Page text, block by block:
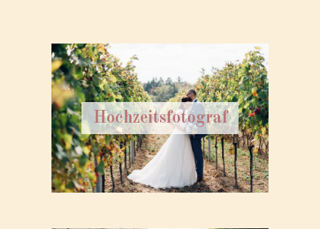
Hochzeitsfotograf